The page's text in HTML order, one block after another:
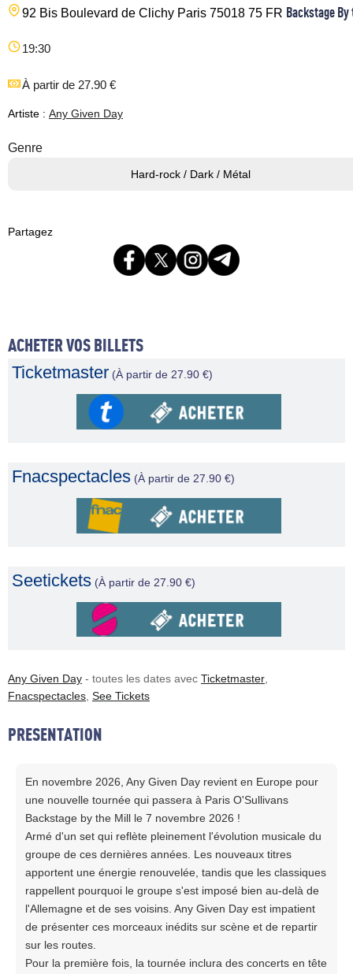
92 Bis Boulevard de Clichy Paris 75018 75 FR Backstage
19:30
À partir de 27.90 €
Artiste : Any Given Day
Genre
Hard-rock / Dark / Métal
Partagez
ACHETER VOS BILLETS
Ticketmaster (À partir de 27.90 €)
Fnacspectacles (À partir de 27.90 €)
Seetickets (À partir de 27.90 €)
Any Given Day - toutes les dates avec Ticketmaster,
Fnacspectacles, See Tickets
PRESENTATION
En novembre 2026, Any Given Day revient en Europe pour
une nouvelle tournée qui passera à Paris O'Sullivans
Backstage by the Mill le 7 novembre 2026 !
Armé d'un set qui reflète pleinement l'évolution musicale du
groupe de ces dernières années. Les nouveaux titres
apportent une énergie renouvelée, tandis que les classiques
rappellent pourquoi le groupe s'est imposé bien au-delà de
l'Allemagne et de ses voisins. Any Given Day est impatient
de présenter ces morceaux inédits sur scène et de repartir
sur les routes.
Pour la première fois, la tournée inclura des concerts en tête